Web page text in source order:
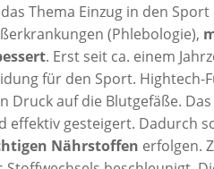
Thema Einzug in den
(Phlebologie),
. Erst seit ca. einem
für den Sport. Hightech-
Druck auf die Blutgefäße.
effektiv gesteigert. Dadurch
Nährstoffen erfolgen.